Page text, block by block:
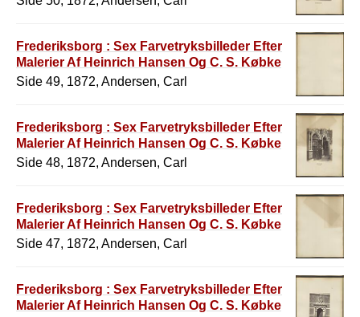
Frederiksborg : Sex Farvetryksbilleder Efter
Malerier Af Heinrich Hansen Og C. S. Købke
Side 49, 1872, Andersen, Carl
Frederiksborg : Sex Farvetryksbilleder Efter
Malerier Af Heinrich Hansen Og C. S. Købke
Side 48, 1872, Andersen, Carl
Frederiksborg : Sex Farvetryksbilleder Efter
Malerier Af Heinrich Hansen Og C. S. Købke
Side 47, 1872, Andersen, Carl
Frederiksborg : Sex Farvetryksbilleder Efter
Malerier Af Heinrich Hansen Og C. S. Købke